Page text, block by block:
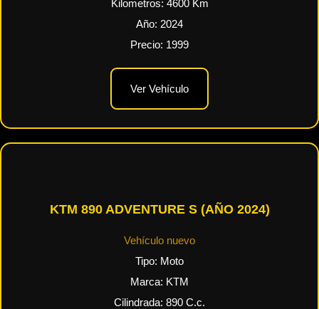
Kilometros: 4600Km
Año: 2024
Precio: 1999
Ver Vehículo
KTM 890 ADVENTURE S (AÑO 2024)
Vehículo nuevo
Tipo: Moto
Marca: KTM
Cilindrada: 890 C.c.